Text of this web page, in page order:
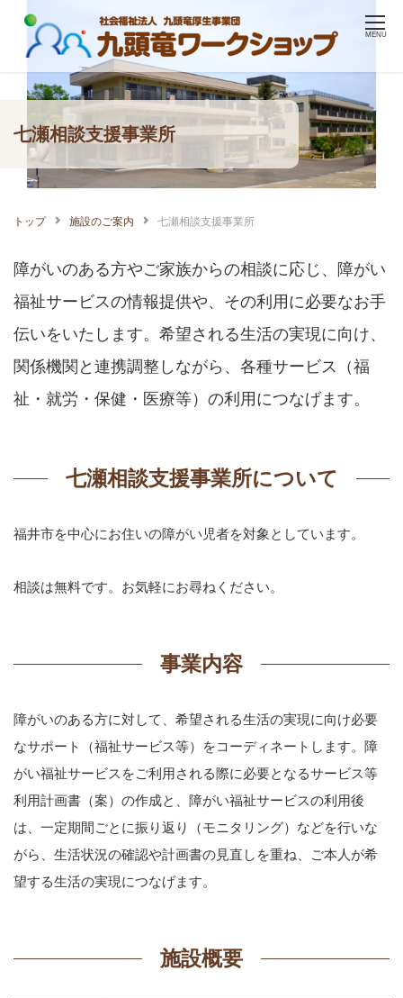
Skip
content
MENU
七瀬相談支援事業所
トップ 施設のご案内 七瀬相談支援事業所
障がいのある方やご家族からの相談に応じ、障がい
福祉サービスの情報提供や、その利用に必要なお手
伝いをいたします。希望される生活の実現に向け、
関係機関と連携調整しながら、各種サービス（福
祉・就労・保健・医療等）の利用につなげます。
七瀬相談支援事業所について
福井市を中心にお住いの障がい児者を対象としています。
相談は無料です。お気軽にお尋ねください。
事業内容
障がいのある方に対して、希望される生活の実現に向け必要
なサポート（福祉サービス等）をコーディネートします。障
がい福祉サービスをご利用される際に必要となるサービス等
利用計画書（案）の作成と、障がい福祉サービスの利用後
は、一定期間ごとに振り返り（モニタリング）などを行いな
がら、生活状況の確認や計画書の見直しを重ね、ご本人が希
望する生活の実現につなげます。
施設概要